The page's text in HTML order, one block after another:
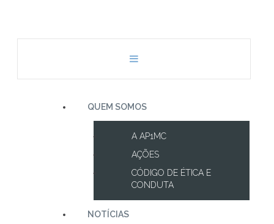
QUEM SOMOS
A AP1MC
AÇÕES
CÓDIGO DE ÉTICA E
CONDUTA
NOTÍCIAS